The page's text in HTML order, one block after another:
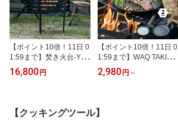
【ポイント10倍！11日 0
1:59まで】焚き火台-YAG
URA- 焚き火台 鉄製 アイ
アン コンパクト 設計 五
16,800 円
【ポイント10倍！11日 0
1:59まで】WAQ TAKIBIN
G FRYPAN 焚き火 フラ
イパン 焚き火パン ハン
2,980 円 ～
【クッキングツール】